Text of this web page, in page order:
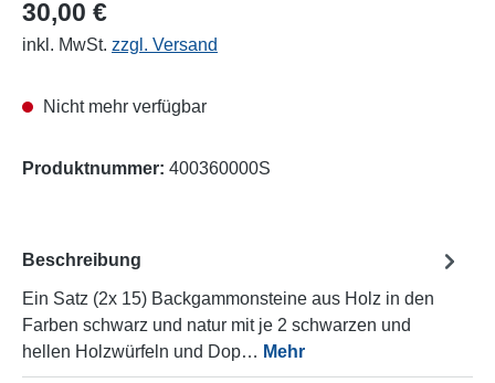
30,00 €
inkl. MwSt. zzgl. Versand
Nicht mehr verfügbar
Produktnummer: 400360000S
Beschreibung
Ein Satz (2x 15) Backgammonsteine aus Holz in den
Farben schwarz und natur mit je 2 schwarzen und
hellen Holzwürfeln und Dop… Mehr